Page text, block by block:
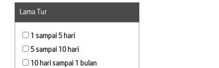
Lama Tur
1 sampai 5 hari
5 sampai 10 hari
10 hari sampai 1 bulan